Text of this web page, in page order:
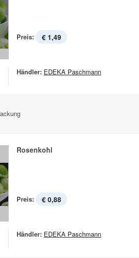
Preis: € 1,49
Händler: EDEKA Paschmann
Rosenkohl
Preis: € 0,88
Händler: EDEKA Paschmann